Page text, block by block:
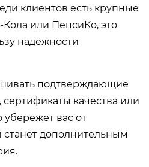
клиентов есть крупные
Кола или ПепсиКо, это
надёжности
подтверждающие
качества или
убережет вас от
дополнительным